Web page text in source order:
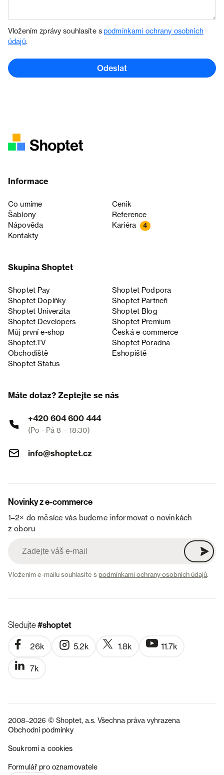
Vložením zprávy souhlasíte spodmínkami ochrany osobních
údajů.
Odeslat
Informace
Co umíme
Ceník
Šablony
Reference
Nápověda
Kariéra 4
Kontakty
Skupina Shoptet
Shoptet Pay
Shoptet Podpora
Shoptet Doplňky
Shoptet Partneři
Shoptet Univerzita
Shoptet Blog
Shoptet Developers
Shoptet Premium
Můj první e-shop
Česká e‑commerce
Shoptet.TV
Shoptet Poradna
Obchodiště
Eshopiště
Shoptet Status
Máte dotaz? Zeptejte se nás
+420 604 600 444
(Po - Pá 8 – 18:30)
info@shoptet.cz
Novinky z e-commerce
1–2× do měsíce vás budeme informovat o novinkách
z oboru
Vložením e-mailu souhlasíte spodmínkami ochrany osobních údajů.
Sledujte#shoptet
26k 5.2k 1.8k 11.7k
7k
2008–2026 © Shoptet, a.s. Všechna práva vyhrazena
Obchodní podmínky
Soukromí a cookies
Formulář pro oznamovatele